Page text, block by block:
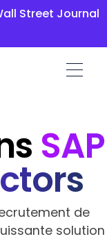
Street Journal
SAP
de
solution